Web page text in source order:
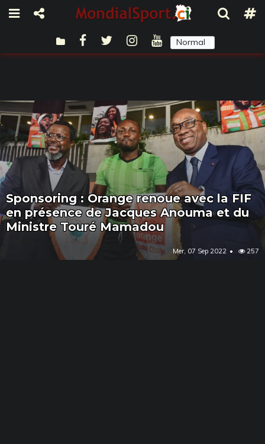
Normal
Sponsoring : Orange renoue avec la FIF
en présence de Jacques Anouma et du
Ministre Touré Mamadou
Mer, 07 Sep 2022 257